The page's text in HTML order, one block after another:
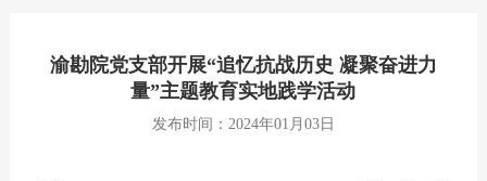
渝勘院党支部开展“追忆抗战历史 凝聚奋进力
量”主题教育实地践学活动
发布时间：2024年01月03日